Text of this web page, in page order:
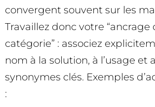
convergent souvent sur les
Travaillez donc votre “ancrage
catégorie” : associez
nom à la solution, à l’usage et
synonymes clés. Exemples
: